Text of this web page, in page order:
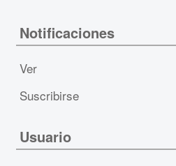
Notificaciones
Ver
Suscribirse
Usuario